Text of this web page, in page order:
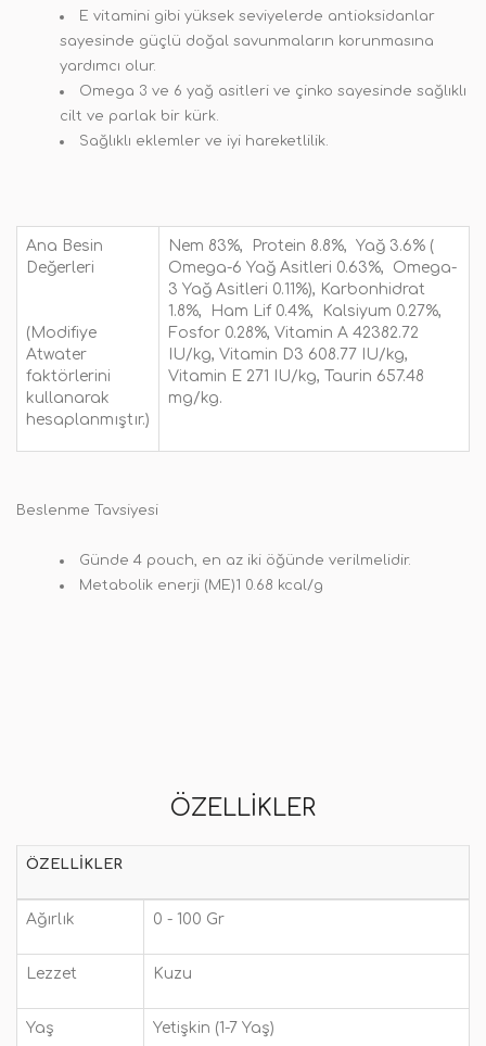
E vitamini gibi yüksek seviyelerde antioksidanlar
sayesinde güçlü doğal savunmaların korunmasına
yardımcı olur.
Omega 3 ve 6 yağ asitleri ve çinko sayesinde sağlıklı
cilt ve parlak bir kürk.
Sağlıklı eklemler ve iyi hareketlilik.
Ana Besin
Değerleri
(Modifiye
Atwater
faktörlerini
kullanarak
hesaplanmıştır.)
Nem 83%, Protein 8.8%, Yağ 3.6% (
Omega-6 Yağ Asitleri 0.63%, Omega-
3 Yağ Asitleri 0.11%), Karbonhidrat
1.8%, Ham Lif 0.4%, Kalsiyum 0.27%,
Fosfor 0.28%, Vitamin A 42382.72
IU/kg, Vitamin D3 608.77 IU/kg,
Vitamin E 271 IU/kg, Taurin 657.48
mg/kg.
Beslenme Tavsiyesi
Günde 4 pouch, en az iki öğünde verilmelidir.
Metabolik enerji (ME)1 0.68 kcal/g
ÖZELLIKLER
ÖZELLIKLER
Ağırlık 0 - 100 Gr
Lezzet Kuzu
Yaş Yetişkin (1-7 Yaş)